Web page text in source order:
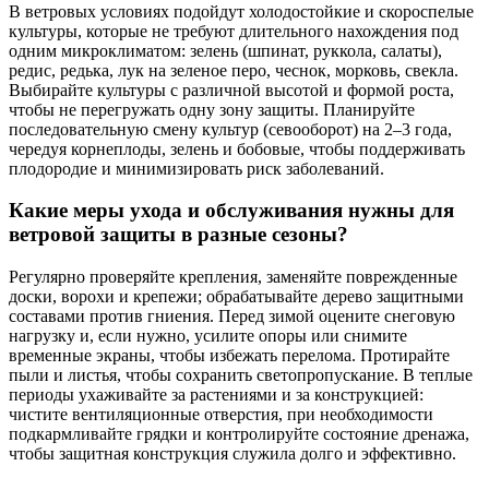
В ветровых условиях подойдут холодостойкие и скороспелые
культуры, которые не требуют длительного нахождения под
одним микроклиматом: зелень (шпинат, руккола, салаты),
редис, редька, лук на зеленое перо, чеснок, морковь, свекла.
Выбирайте культуры с различной высотой и формой роста,
чтобы не перегружать одну зону защиты. Планируйте
последовательную смену культур (севооборот) на 2–3 года,
чередуя корнеплоды, зелень и бобовые, чтобы поддерживать
плодородие и минимизировать риск заболеваний.
Какие меры ухода и обслуживания нужны для
ветровой защиты в разные сезоны?
Регулярно проверяйте крепления, заменяйте поврежденные
доски, ворохи и крепежи; обрабатывайте дерево защитными
составами против гниения. Перед зимой оцените снеговую
нагрузку и, если нужно, усилите опоры или снимите
временные экраны, чтобы избежать перелома. Протирайте
пыли и листья, чтобы сохранить светопропускание. В теплые
периоды ухаживайте за растениями и за конструкцией:
чистите вентиляционные отверстия, при необходимости
подкармливайте грядки и контролируйте состояние дренажа,
чтобы защитная конструкция служила долго и эффективно.